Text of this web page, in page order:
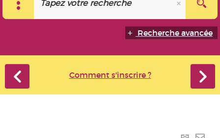
Recherche avancée
Comment s'inscrire ?
Lien